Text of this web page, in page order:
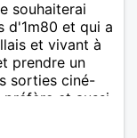
souhaiterai
d'1m80 et qui a
et vivant à
prendre un
sorties ciné-
et aussi